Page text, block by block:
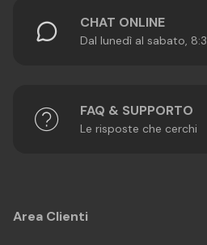
CHAT ONLINE
Dal lunedì al sabato,
FAQ & SUPPORTO
Le risposte che cerchi
Area Clienti